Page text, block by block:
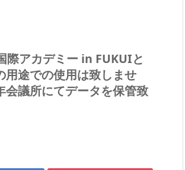
際アカデミー in FUKUIと
用途での使用は致しませ
議所にてデータを保管致